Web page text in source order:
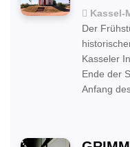
Kassel-
Der
Kasseler
Ende der
Anfang